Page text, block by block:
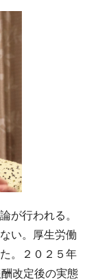
が行われる。
い。厚生労働
。２０２５年
改定後の実態